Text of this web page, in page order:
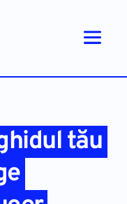
tău